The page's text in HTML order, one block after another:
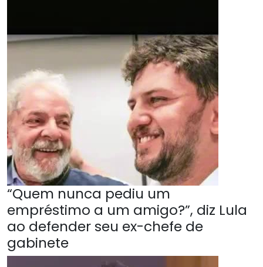
“Quem nunca pediu um
empréstimo a um amigo?”, diz Lula
ao defender seu ex-chefe de
gabinete